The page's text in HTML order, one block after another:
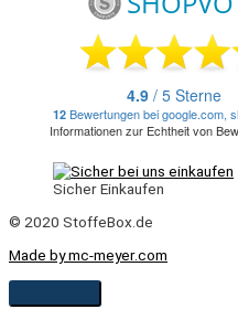
Sicher Einkaufen
© 2020 StoffeBox.de
Made by mc-meyer.com